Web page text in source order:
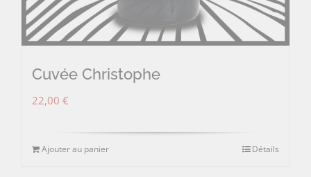
Cuvée Christophe
22,00 €
Ajouter au panier Détails